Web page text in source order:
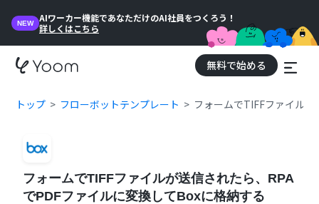
NEW
AIワーカー機能であなただけのAI社員をつくろう！
詳しくはこちら
無料で始める
トップ フローボットテンプレート フォームでTIFFファイル
フォームでTIFFファイルが送信されたら、RPA
でPDFファイルに変換してBoxに格納する